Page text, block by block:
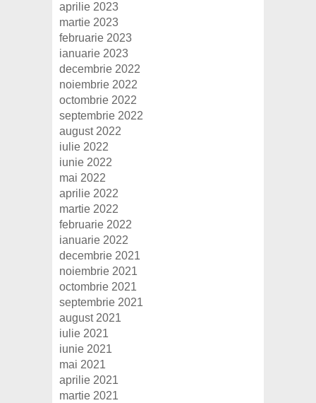
aprilie 2023
martie 2023
februarie 2023
ianuarie 2023
decembrie 2022
noiembrie 2022
octombrie 2022
septembrie 2022
august 2022
iulie 2022
iunie 2022
mai 2022
aprilie 2022
martie 2022
februarie 2022
ianuarie 2022
decembrie 2021
noiembrie 2021
octombrie 2021
septembrie 2021
august 2021
iulie 2021
iunie 2021
mai 2021
aprilie 2021
martie 2021